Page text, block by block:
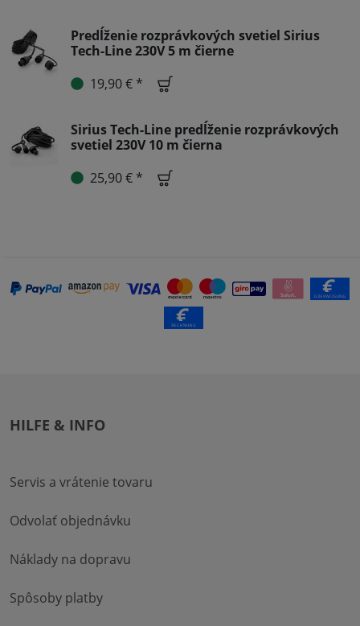
Predĺženie rozprávkových svetiel Sirius
Tech-Line 230V 5 m čierne
19,90 € *
Sirius Tech-Line predĺženie rozprávkových
svetiel 230V 10 m čierna
25,90 € *
HILFE & INFO
Servis a vrátenie tovaru
Odvolať objednávku
Náklady na dopravu
Spôsoby platby